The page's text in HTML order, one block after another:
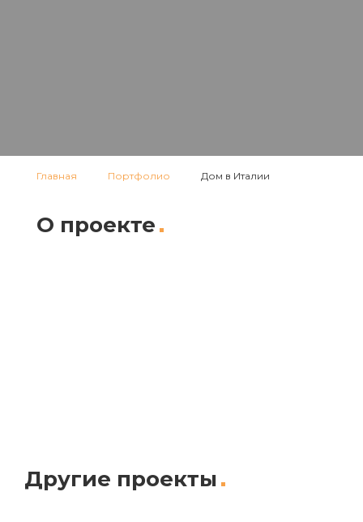
Главная Портфолио Дом в Италии
О проекте
Другие проекты